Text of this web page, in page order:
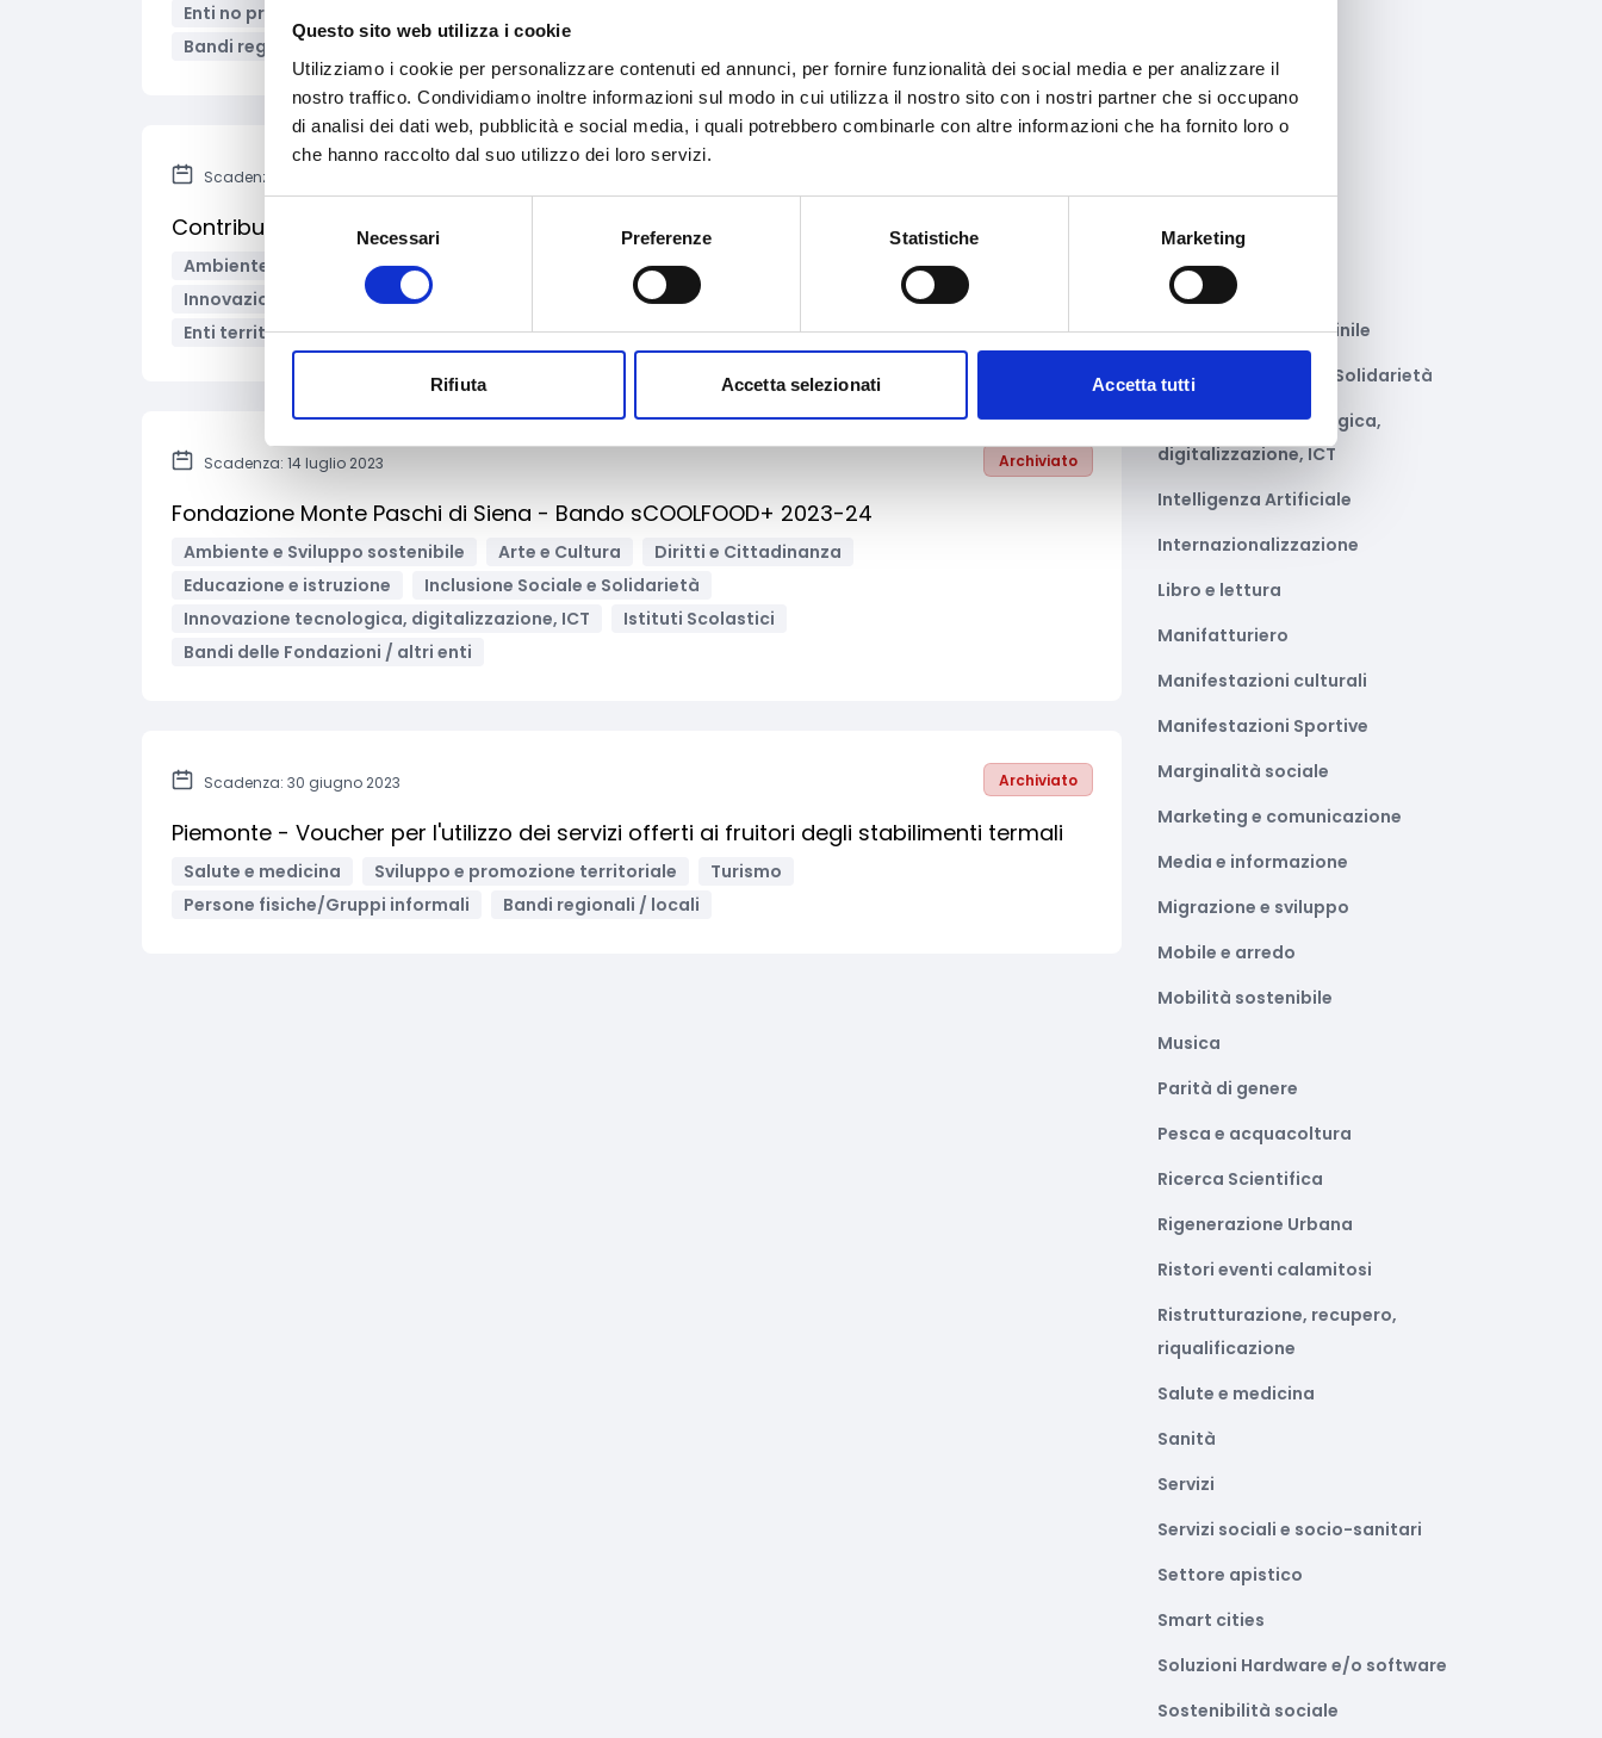
Questo sito web utilizza i cookie
Utilizziamo i cookie per personalizzare contenuti ed annunci, per fornire funzionalità dei social media e per analizzare il
nostro traffico. Condividiamo inoltre informazioni sul modo in cui utilizza il nostro sito con i nostri partner che si occupano
di analisi dei dati web, pubblicità e social media, i quali potrebbero combinarle con altre informazioni che ha fornito loro o
che hanno raccolto dal suo utilizzo dei loro servizi.
consenso
Necessari Preferenze Statistiche Marketing
Rifiuta Accetta selezionati Accetta tutti
Enti no profit / Enti del Terzo Settore
Bandi regionali / locali
Scadenza: 24 luglio 2023
Contributi ai Comuni della Regione Abruzzo per interventi su impianti sportivi
Ambiente e Sviluppo sostenibile
Inclusione Sociale e Solidarietà
Innovazione tecnologica, digitalizzazione, ICT
Sport
Sviluppo e promozione territoriale
Enti territoriali/Enti locali
Bandi regionali / locali
Scadenza: 14 luglio 2023 Archiviato
Fondazione Monte Paschi di Siena - Bando sCOOLFOOD+ 2023-24
Ambiente e Sviluppo sostenibile Arte e Cultura
Diritti e Cittadinanza
Educazione e istruzione
Inclusione Sociale e Solidarietà
Innovazione tecnologica, digitalizzazione, ICT
Istituti Scolastici
Bandi delle Fondazioni / altri enti
Scadenza: 30 giugno 2023 Archiviato
Piemonte - Voucher per l'utilizzo dei servizi offerti ai fruitori degli stabilimenti termali
Salute e medicina Sviluppo e promozione territoriale
Turismo
Persone fisiche/Gruppi informali
Bandi regionali / locali
Formazione e lavoro
Fotovoltaico
Giustizia e sicurezza
Green economy
Impianti sportivi
Imprenditoria femminile
Inclusione Sociale e Solidarietà
Innovazione tecnologica,
digitalizzazione, ICT
Intelligenza Artificiale
Internazionalizzazione
Libro e lettura
Manifatturiero
Manifestazioni culturali
Manifestazioni Sportive
Marginalità sociale
Marketing e comunicazione
Media e informazione
Migrazione e sviluppo
Mobile e arredo
Mobilità sostenibile
Musica
Parità di genere
Pesca e acquacoltura
Ricerca Scientifica
Rigenerazione Urbana
Ristori eventi calamitosi
Ristrutturazione, recupero,
riqualificazione
Salute e medicina
Sanità
Servizi
Servizi sociali e socio-sanitari
Settore apistico
Smart cities
Soluzioni Hardware e/o software
Sostenibilità sociale